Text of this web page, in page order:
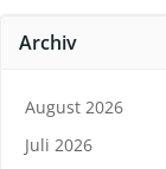
Archiv
August 2026
Juli 2026